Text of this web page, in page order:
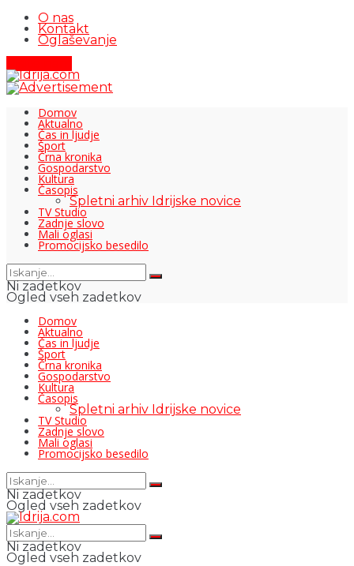
O nas
Kontakt
Oglaševanje
Domov
Aktualno
Čas in ljudje
Šport
Črna kronika
Gospodarstvo
Kultura
Časopis
Spletni arhiv Idrijske novice
TV Studio
Zadnje slovo
Mali oglasi
Promocijsko besedilo
Ni zadetkov
Ogled vseh zadetkov
Domov
Aktualno
Čas in ljudje
Šport
Črna kronika
Gospodarstvo
Kultura
Časopis
Spletni arhiv Idrijske novice
TV Studio
Zadnje slovo
Mali oglasi
Promocijsko besedilo
Ni zadetkov
Ogled vseh zadetkov
Ni zadetkov
Ogled vseh zadetkov